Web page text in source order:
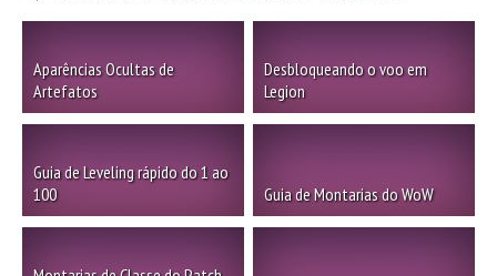
Aparências Ocultas de
Artefatos
Desbloqueando o voo em
Legion
Guia de Leveling rápido do 1 ao
100
Guia de Montarias do WoW